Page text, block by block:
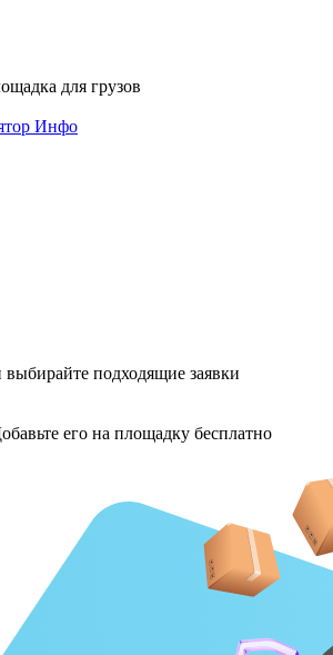
для грузов
Инфо
выбирайте подходящие заявки
его на площадку бесплатно